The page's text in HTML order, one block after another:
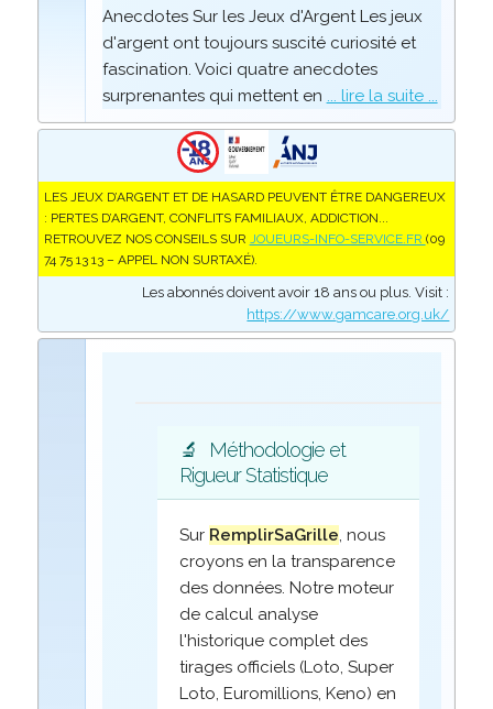
Anecdotes Sur les Jeux d'Argent Les jeux
d'argent ont toujours suscité curiosité et
fascination. Voici quatre anecdotes
surprenantes qui mettent en ... lire la suite ...
LES JEUX D’ARGENT ET DE HASARD PEUVENT ÊTRE DANGEREUX
: PERTES D’ARGENT, CONFLITS FAMILIAUX, ADDICTION...
RETROUVEZ NOS CONSEILS SUR JOUEURS-INFO-SERVICE.FR (09
74 75 13 13 – APPEL NON SURTAXÉ).
Les abonnés doivent avoir 18 ans ou plus. Visit :
https://www.gamcare.org.uk/
🔬
Méthodologie et
Rigueur Statistique
Sur RemplirSaGrille, nous
croyons en la transparence
des données. Notre moteur
de calcul analyse
l'historique complet des
tirages officiels (Loto, Super
Loto, Euromillions, Keno) en